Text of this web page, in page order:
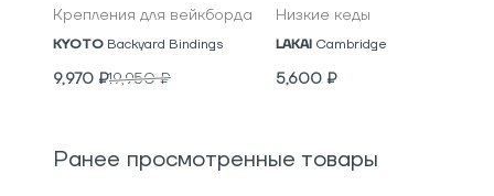
Крепления для вейкборда
KYOTO Backyard Bindings
9,970 ₽19,950₽
Низкие кеды
LAKAI Cambridge
5,600 ₽
Ранее просмотренные товары